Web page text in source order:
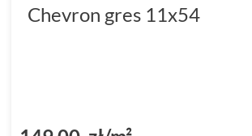
Chevron gres 11x54